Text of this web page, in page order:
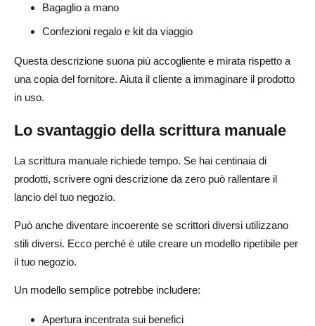
Bagaglio a mano
Confezioni regalo e kit da viaggio
Questa descrizione suona più accogliente e mirata rispetto a
una copia del fornitore. Aiuta il cliente a immaginare il prodotto
in uso.
Lo svantaggio della scrittura manuale
La scrittura manuale richiede tempo. Se hai centinaia di
prodotti, scrivere ogni descrizione da zero può rallentare il
lancio del tuo negozio.
Può anche diventare incoerente se scrittori diversi utilizzano
stili diversi. Ecco perché è utile creare un modello ripetibile per
il tuo negozio.
Un modello semplice potrebbe includere:
Apertura incentrata sui benefici